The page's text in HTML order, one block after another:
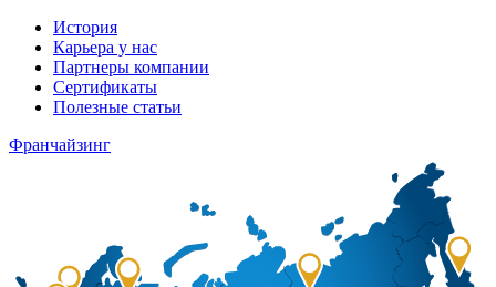
История
Карьера у нас
Партнеры компании
Сертификаты
Полезные статьи
Франчайзинг